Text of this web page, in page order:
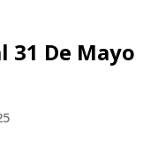
31 De Mayo